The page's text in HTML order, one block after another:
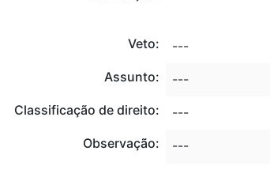
Veto:
---
Assunto:
---
Classificação de direito:
---
Observação:
---